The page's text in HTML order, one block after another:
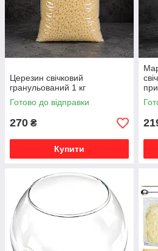
Церезин свічковий
гранульований 1 кг
Готово до відправки
270 ₴
Купити